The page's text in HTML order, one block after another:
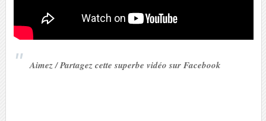
Aimez / Partagez cette superbe vidéo sur Facebook